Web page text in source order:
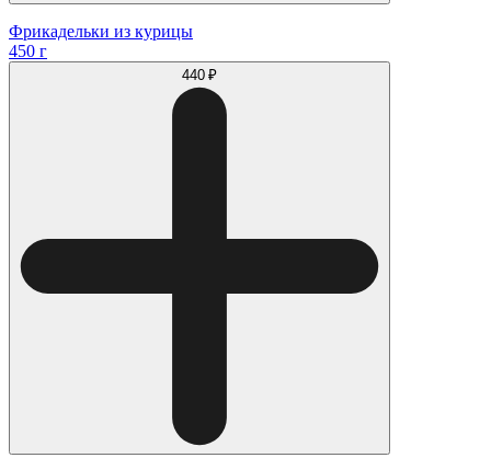
Фрикадельки из курицы
450 г
440 ₽